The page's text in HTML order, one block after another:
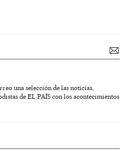
una selección de las noticias,
de EL PAÍS con los acontecimientos